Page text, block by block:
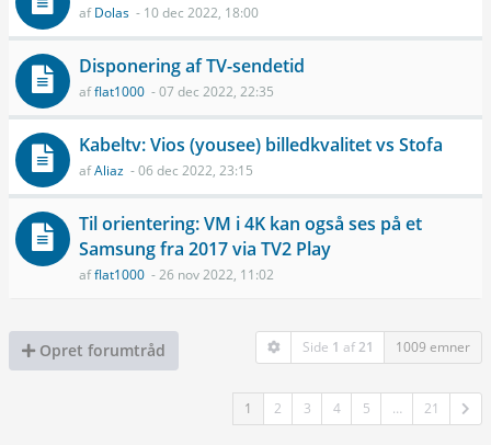
afDolas - 10 dec 2022, 18:00
Disponering af TV-sendetid
afflat1000 - 07 dec 2022, 22:35
Kabeltv: Vios (yousee) billedkvalitet vs Stofa
afAliaz - 06 dec 2022, 23:15
Til orientering: VM i 4K kan også ses på et
Samsung fra 2017 via TV2 Play
afflat1000 - 26 nov 2022, 11:02
Opret forumtråd Side 1 af21 1009 emner
1 2 3 4 5 … 21